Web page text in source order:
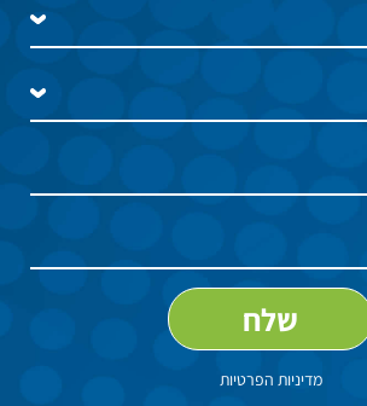
מדיניות הפרטיות